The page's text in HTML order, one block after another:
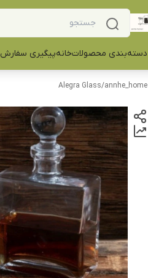
دسته‌بندی محصولاتخانهپیگیری سفارش
annhe_home
/
Alegra Glass